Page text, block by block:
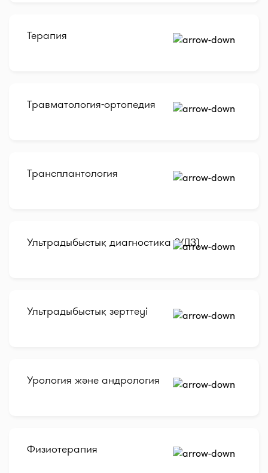
Терапия
Травматология-ортопедия
Трансплантология
Ультрадыбыстық диагностика (УДЗ)
Ультрадыбыстық зерттеуі
Урология және андрология
Физиотерапия